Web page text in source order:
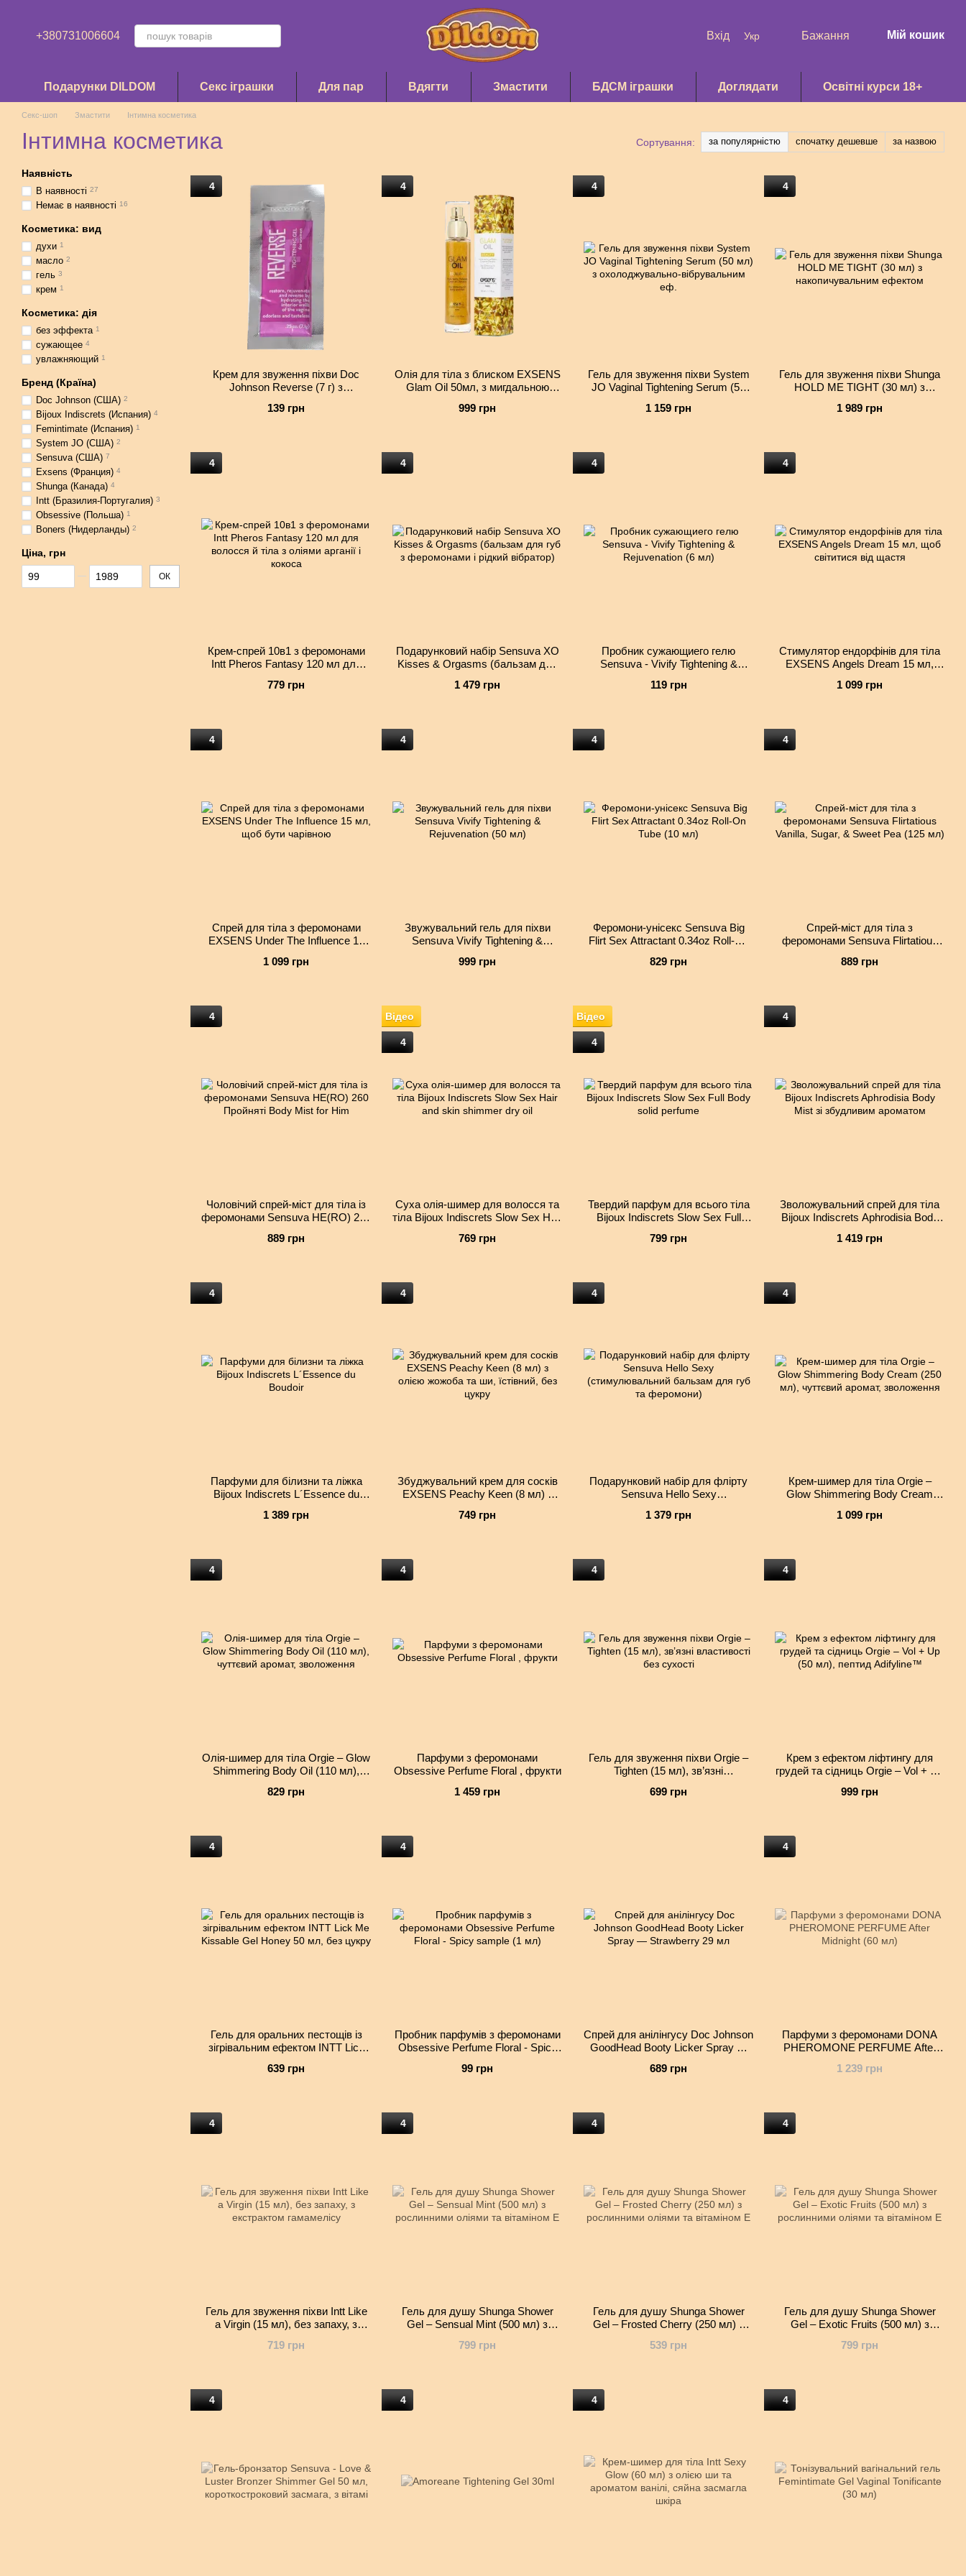
+380731006604 Вхід Укр Бажання Мій кошик
Подарунки DILDOM Секс іграшки Для пар Вдягти Змастити БДСМ іграшки Доглядати Освітні курси 18+
Секс-шоп Змастити Інтимна косметика
Інтимна косметика Сортування: за популярністю спочатку дешевше за назвою
4
Крем для звуження піхви Doc
Johnson Reverse (7 г) з
та перцю
139 грн
4
Олія для тіла з блиском EXSENS
Glam Oil 50мл, з мигдальною
феноксіетанолу
999 грн
4
Гель для звуження піхви System
JO Vaginal Tightening Serum (50
вібрувальним еф.
1 159 грн
4
Гель для звуження піхви Shunga
HOLD ME TIGHT (30 мл) з
1 989 грн
4
Крем-спрей 10в1 з феромонами
Intt Pheros Fantasy 120 мл для
кокоса
779 грн
4
Подарунковий набір Sensuva XO
Kisses & Orgasms (бальзам для
вібратор)
1 479 грн
4
Пробник сужающиего гелю
Sensuva - Vivify Tightening &
119 грн
4
Cтимулятор ендорфінів для тіла
EXSENS Angels Dream 15 мл,
1 099 грн
4
Спрей для тіла з феромонами
EXSENS Under The Influence 15
1 099 грн
4
Звужувальний гель для піхви
Sensuva Vivify Tightening &
999 грн
4
Феромони-унісекс Sensuva Big
Flirt Sex Attractant 0.34oz Roll-On
829 грн
4
Спрей-міст для тіла з
феромонами Sensuva Flirtatious
мл)
889 грн
4
Чоловічий спрей-міст для тіла із
феромонами Sensuva HE(RO) 260
889 грн
Відео
4
Суха олія-шимер для волосся та
тіла Bijoux Indiscrets Slow Sex Hair
769 грн
Відео
4
Твердий парфум для всього тіла
Bijoux Indiscrets Slow Sex Full
799 грн
4
Зволожувальний спрей для тіла
Bijoux Indiscrets Aphrodisia Body
1 419 грн
4
Парфуми для білизни та ліжка
Bijoux Indiscrets L´Essence du
1 389 грн
4
Збуджувальний крем для сосків
EXSENS Peachy Keen (8 мл) з
цукру
749 грн
4
Подарунковий набір для флірту
Sensuva Hello Sexy
губ та феромони)
1 379 грн
4
Крем-шимер для тіла Orgie –
Glow Shimmering Body Cream
зволоження
1 099 грн
4
Олія-шимер для тіла Orgie – Glow
Shimmering Body Oil (110 мл),
829 грн
4
Парфуми з феромонами
Obsessive Perfume Floral , фрукти
1 459 грн
4
Гель для звуження піхви Orgie –
Tighten (15 мл), зв’язні
699 грн
4
Крем з ефектом ліфтингу для
грудей та сідниць Orgie – Vol + Up
999 грн
4
Гель для оральних пестощів із
зігрівальним ефектом INTT Lick
цукру
639 грн
4
Пробник парфумів з феромонами
Obsessive Perfume Floral - Spicy
99 грн
Спрей для анілінгусу Doc Johnson
GoodHead Booty Licker Spray —
689 грн
4
Парфуми з феромонами DONA
PHEROMONE PERFUME After
1 239 грн
4
Гель для звуження піхви Intt Like
a Virgin (15 мл), без запаху, з
719 грн
4
Гель для душу Shunga Shower
Gel – Sensual Mint (500 мл) з
799 грн
4
Гель для душу Shunga Shower
Gel – Frosted Cherry (250 мл) з
539 грн
4
Гель для душу Shunga Shower
Gel – Exotic Fruits (500 мл) з
799 грн
4 4 4 4
Наявність
В наявності 27
Немає в наявності 16
Косметика: вид
духи 1
масло 2
гель 3
крем 1
Косметика: дія
без эффекта 1
сужающее 4
увлажняющий 1
Бренд (Країна)
Doc Johnson (США) 2
Bijoux Indiscrets (Испания) 4
Femintimate (Испания) 1
System JO (США) 2
Sensuva (США) 7
Exsens (Франция) 4
Shunga (Канада) 4
Intt (Бразилия-Португалия) 3
Obsessive (Польша) 1
Boners (Нидерланды) 2
Ціна, грн
Від Ціна, грн
До Ціна, грн ОК